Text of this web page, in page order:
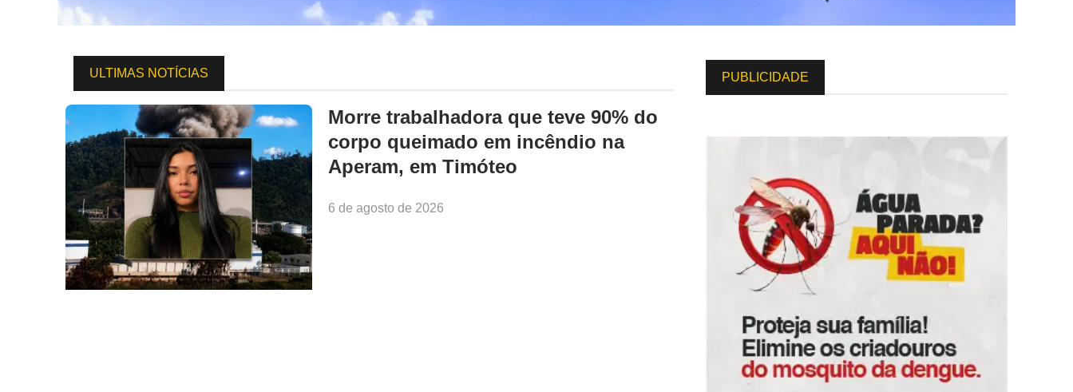
ULTIMAS NOTÍCIAS
Morre trabalhadora que teve 90% do
corpo queimado em incêndio na
Aperam, em Timóteo
6 de agosto de 2026
PUBLICIDADE